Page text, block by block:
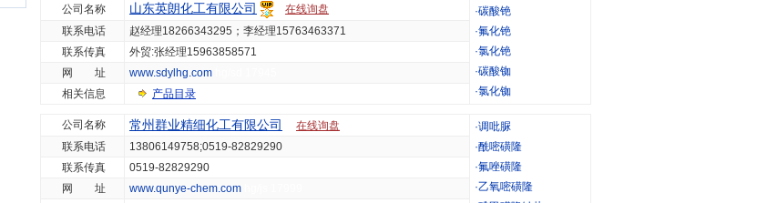
公司名称 山东英朗化工有限公司 在线询盘 ·碳酸铯
·氟化铯
·氯化铯
·碳酸铷
·氯化铷
联系电话
赵经理18266343295；李经理15763463371
联系传真
外贸:张经理15963858571
网 址
www.sdylhg.com
相关信息
产品目录
公司名称 常州群业精细化工有限公司 在线询盘 ·调吡脲
·酰嘧磺隆
·氟唑磺隆
·乙氧嘧磺隆
联系电话
13806149758;0519-82829290
联系传真
0519-82829290
网 址
www.qunye-chem.com